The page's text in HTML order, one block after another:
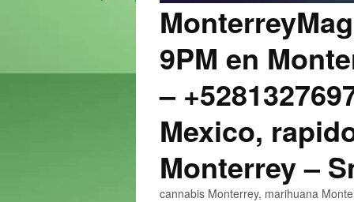
9PM en
–
Mexico,
Monterrey –
cannabis Monterrey, marihuana